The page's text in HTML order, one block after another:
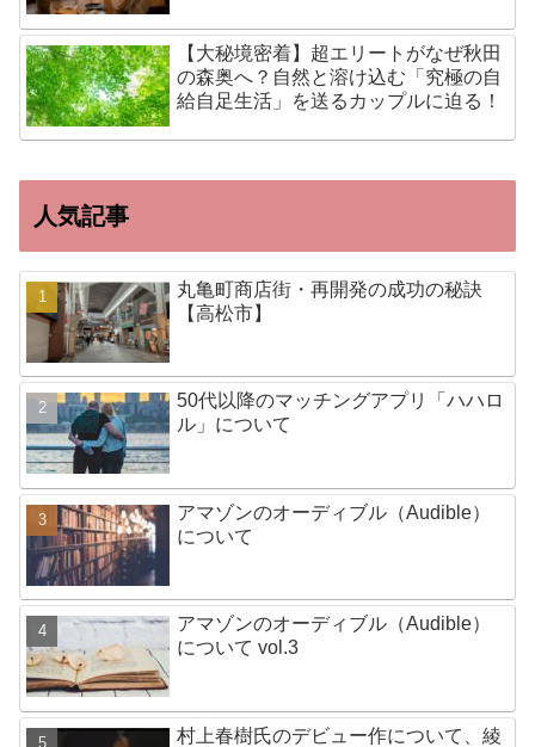
【大秘境密着】超エリートがなぜ秋田
の森奥へ？自然と溶け込む「究極の自
給自足生活」を送るカップルに迫る！
人気記事
丸亀町商店街・再開発の成功の秘訣
【高松市】
50代以降のマッチングアプリ「ハハロ
ル」について
アマゾンのオーディブル（Audible）
について
アマゾンのオーディブル（Audible）
について vol.3
村上春樹氏のデビュー作について、綾